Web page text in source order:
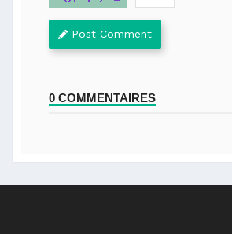
Post Comment
0 COMMENTAIRES